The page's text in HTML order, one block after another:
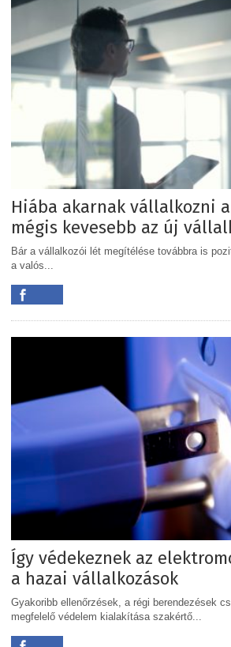
Hiába akarnak vállalkozni
mégis kevesebb az új
Bár a vállalkozói lét megítélése továbbra is
a valós...
Így védekeznek az
a hazai vállalkozások
Gyakoribb ellenőrzések, a régi berendezések
megfelelő védelem kialakítása szakértő...